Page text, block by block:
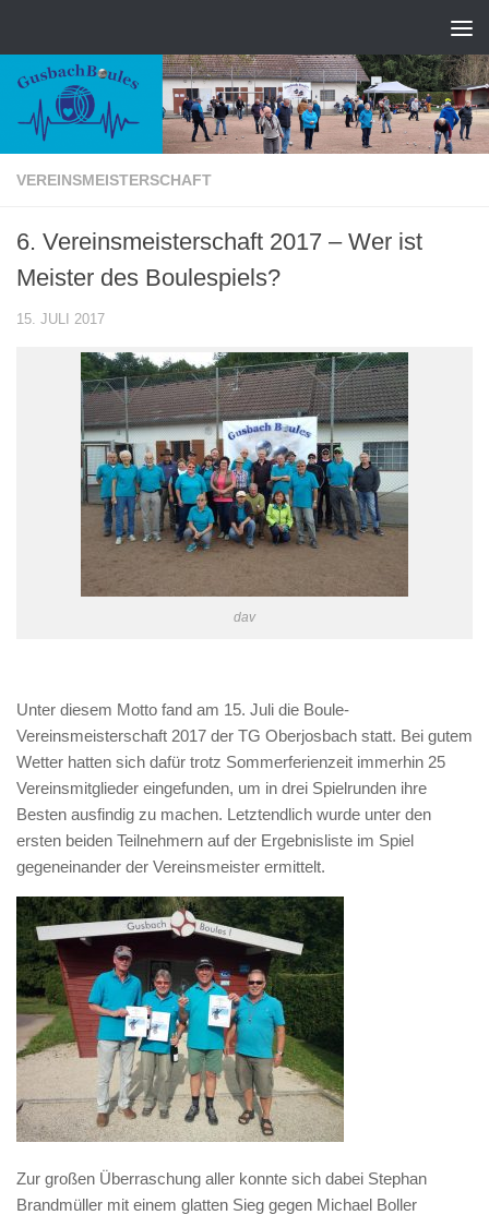
VEREINSMEISTERSCHAFT
6. Vereinsmeisterschaft 2017 – Wer ist
Meister des Boulespiels?
15. JULI 2017
dav
Unter diesem Motto fand am 15. Juli die Boule-
Vereinsmeisterschaft 2017 der TG Oberjosbach statt. Bei gutem
Wetter hatten sich dafür trotz Sommerferienzeit immerhin 25
Vereinsmitglieder eingefunden, um in drei Spielrunden ihre
Besten ausfindig zu machen. Letztendlich wurde unter den
ersten beiden Teilnehmern auf der Ergebnisliste im Spiel
gegeneinander der Vereinsmeister ermittelt.
Zur großen Überraschung aller konnte sich dabei Stephan
Brandmüller mit einem glatten Sieg gegen Michael Boller